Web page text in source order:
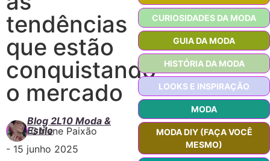
tendências
que estão
conquistando
o mercado
Blog 2L10 Moda &
Estilo
Girlene Paixão
- 15 junho 2025
CURIOSIDADES DA MODA
GUIA DA MODA
HISTÓRIA DA MODA
LOOKS E INSPIRAÇÃO
MODA
MODA DIY (FAÇA VOCÊ
MESMO)